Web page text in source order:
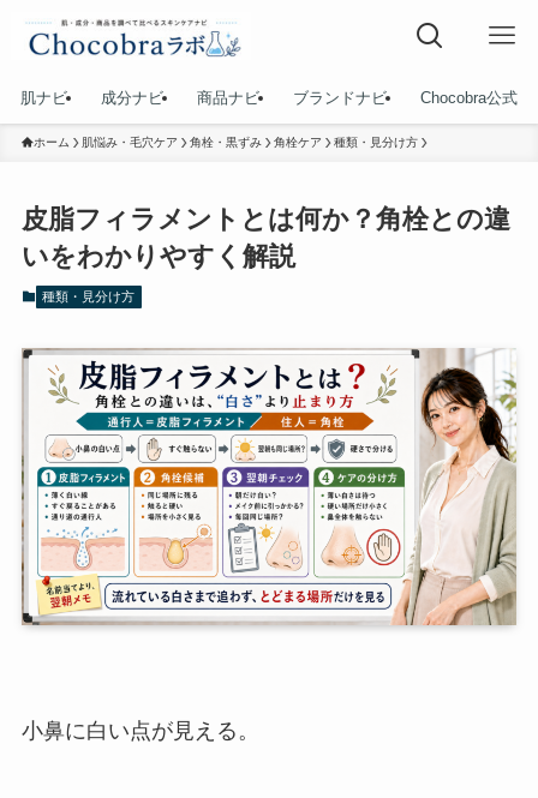
肌ナビ 成分ナビ 商品ナビ ブランドナビ Chocobra公式
ホーム 肌悩み・毛穴ケア 角栓・黒ずみ 角栓ケア 種類・見分け方
皮脂フィラメントとは何か？角栓との違
いをわかりやすく解説
種類・見分け方
小鼻に白い点が見える。